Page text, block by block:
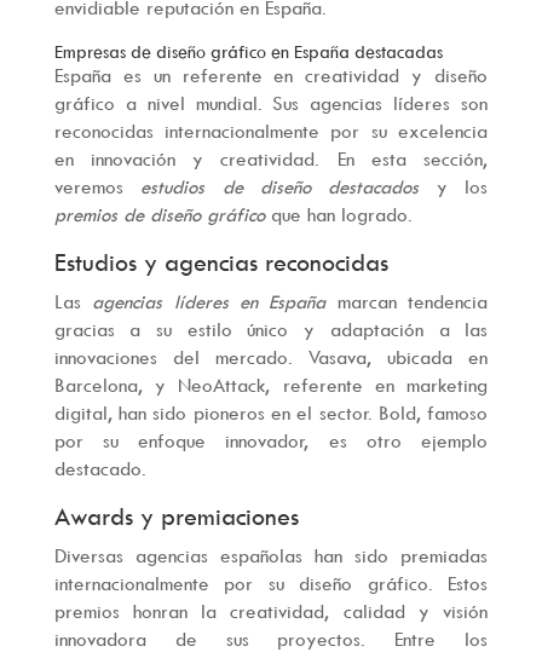
envidiable reputación en España.
Empresas de diseño gráfico en España destacadas
España es un referente en creatividad y diseño
gráfico a nivel mundial. Sus agencias líderes son
reconocidas internacionalmente por su excelencia
en innovación y creatividad. En esta sección,
veremos estudios de diseño destacados y los
premios de diseño gráficoque han logrado.
Estudios y agencias reconocidas
Las agencias líderes en Españamarcan tendencia
gracias a su estilo único y adaptación a las
innovaciones del mercado. Vasava, ubicada en
Barcelona, y NeoAttack, referente en marketing
digital, han sido pioneros en el sector. Bold, famoso
por su enfoque innovador, es otro ejemplo
destacado.
Awards y premiaciones
Diversas agencias españolas han sido premiadas
internacionalmente por su diseño gráfico. Estos
premios honran la creatividad, calidad y visión
innovadora de sus proyectos. Entre los